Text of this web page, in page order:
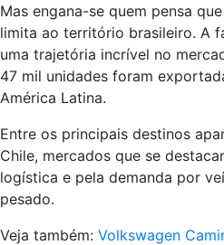
Mas engana-se quem pensa
limita ao território brasileiro. A
uma trajetória incrível no
47 mil unidades foram
América Latina.
Entre os principais destinos
Chile, mercados que se
logística e pela demanda por
pesado.
Veja também: Volkswagen